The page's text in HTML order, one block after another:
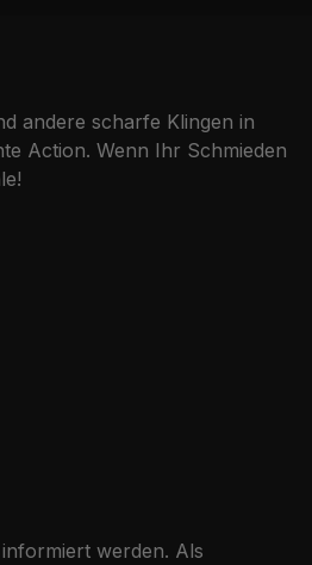
andere scharfe Klingen in
Action. Wenn Ihr Schmieden
werden. Als